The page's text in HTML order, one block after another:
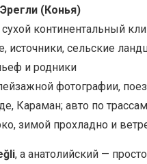
Эрегли (Конья)
континентальный
источники, сельские
и родники
фотографии,
Караман; авто по
зимой прохладно и
, а анатолийский — просто